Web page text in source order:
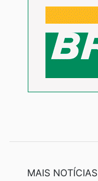
MAIS NOTÍCIAS